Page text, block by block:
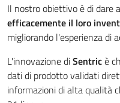
Il nostro obiettivo è di dare
efficacemente il loro
migliorando l'esperienza di
L'innovazione diSentricè
dati di prodotto validati
informazioni di alta qualità